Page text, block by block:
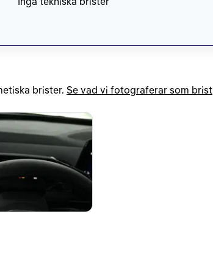
brister. Se vad vi fotograferar som brist